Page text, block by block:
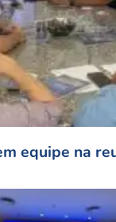
equipe na